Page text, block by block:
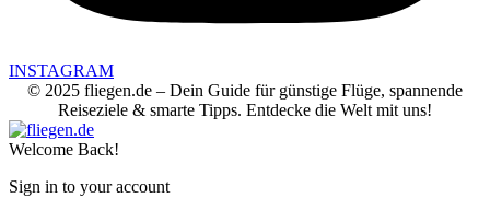
INSTAGRAM
© 2025 fliegen.de – Dein Guide für günstige Flüge, spannende
Reiseziele & smarte Tipps. Entdecke die Welt mit uns!
Welcome Back!
Sign in to your account